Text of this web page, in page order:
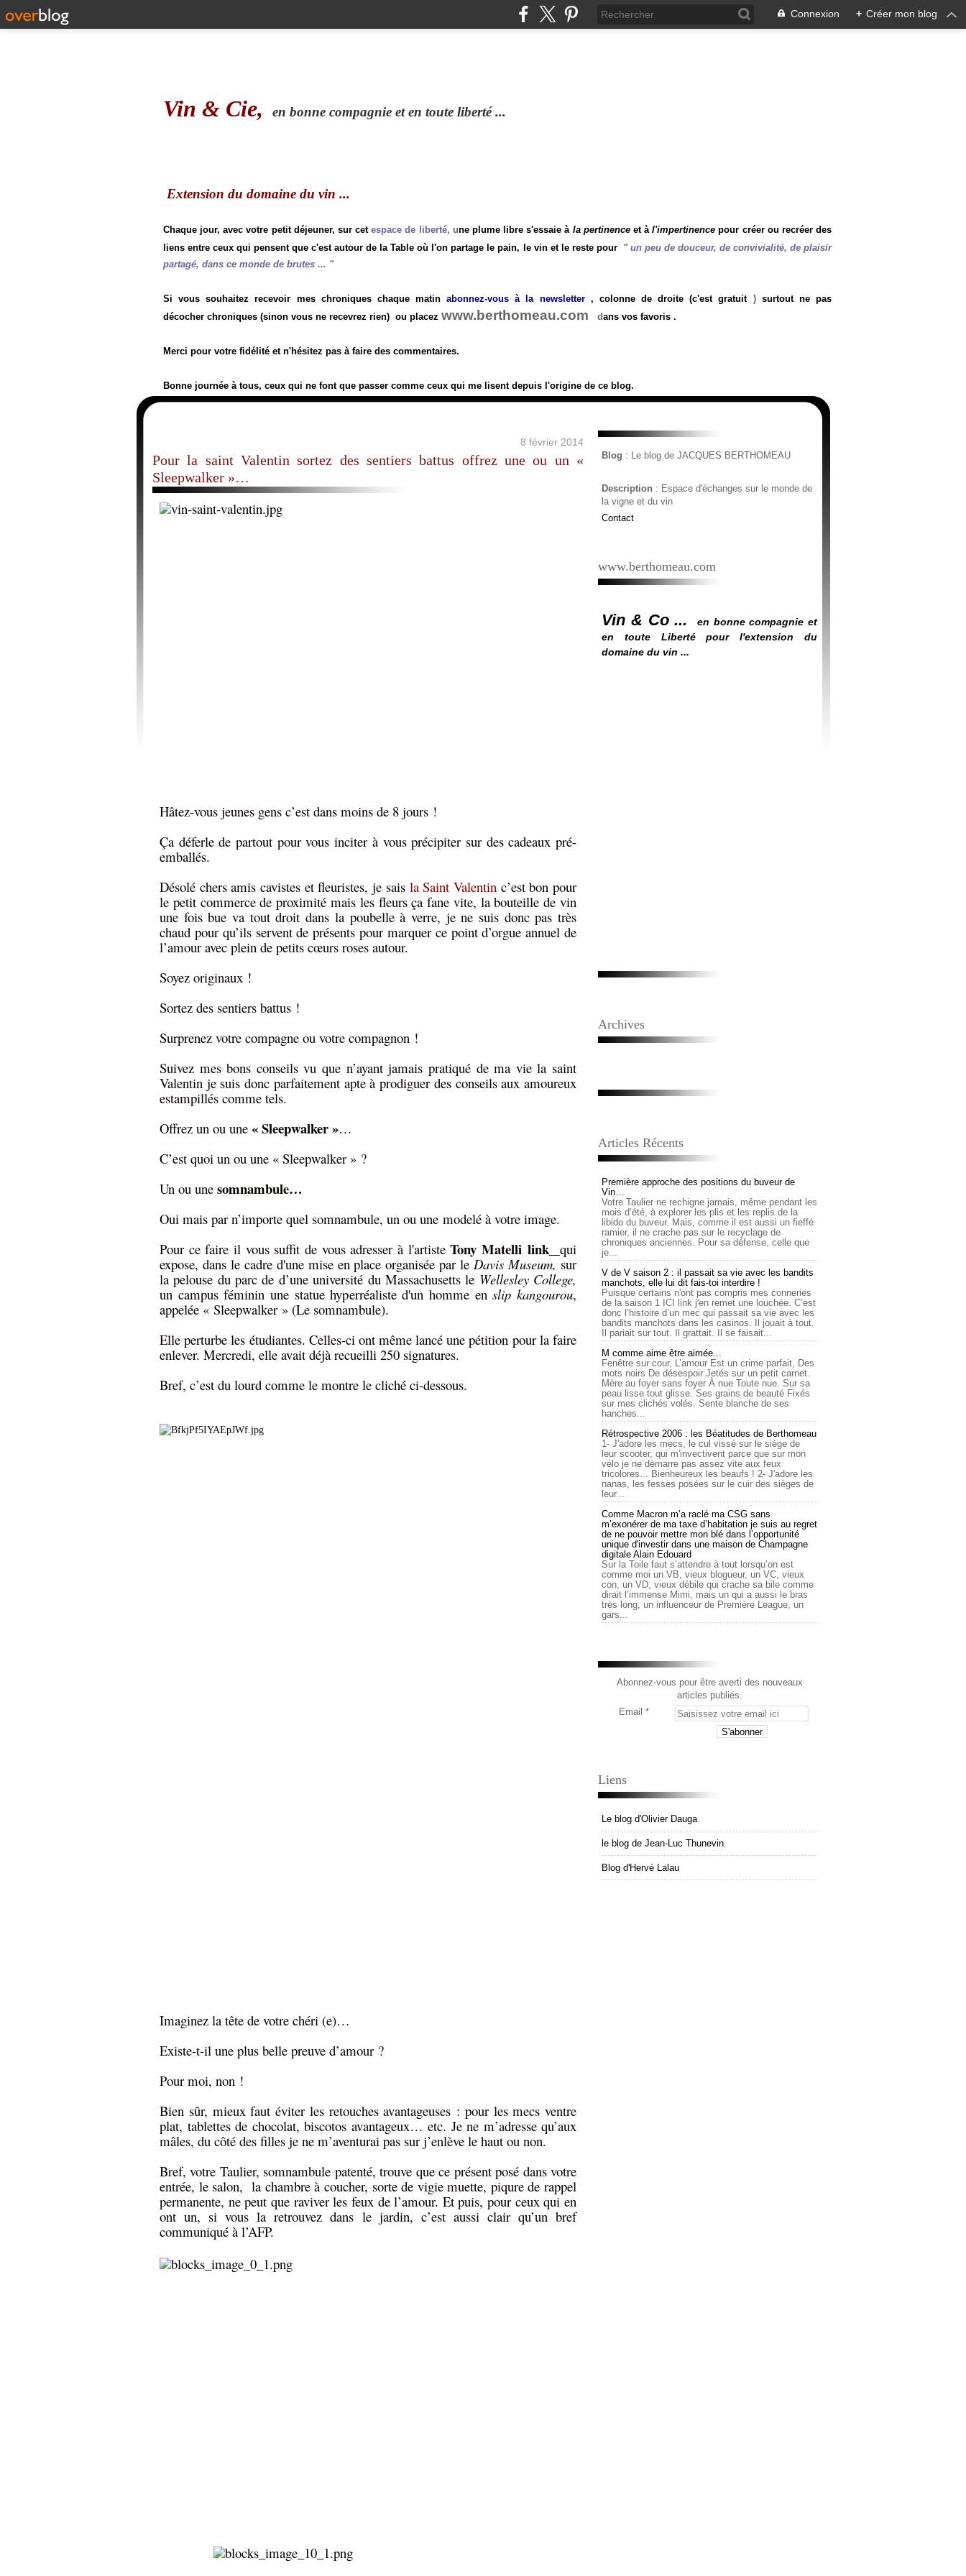
Connexion + Créer mon blog
Vin & Cie, en bonne compagnie et en toute liberté ...
Extension du domaine du vin ...
Chaque jour, avec votre petit déjeuner, sur cetespace de liberté, une plume libre s'essaie à la pertinenceet àl'impertinence pour créer ou recréer des
liens entre ceux qui pensent que c'est autour de la Table où l'on partage le pain, le vin et le reste pour "un peu de douceur, de convivialité, de plaisir
partagé, dans ce monde de brutes ... "
Si vous souhaitez recevoir mes chroniques chaque matinabonnez-vous à la newsletter, colonne de droite (c'est gratuit) surtout ne pas
décocher chroniques (sinon vous ne recevrez rien) ou placez www.berthomeau.com dans vos favoris .
Merci pour votre fidélité et n'hésitez pas à faire des commentaires.
Bonne journée à tous, ceux qui ne font que passer comme ceux qui me lisent depuis l'origine de ce blog.
8 février 2014
Pour la saint Valentin sortez des sentiers battus offrez une ou un «
Sleepwalker »…
Hâtez-vous jeunes gens c’est dans moins de 8 jours !
Ça déferle de partout pour vous inciter à vous précipiter sur des cadeaux pré-
emballés.
Désolé chers amis cavistes et fleuristes, je sais la Saint Valentinc’est bon pour
le petit commerce de proximité mais les fleurs ça fane vite, la bouteille de vin
une fois bue va tout droit dans la poubelle à verre, je ne suis donc pas très
chaud pour qu’ils servent de présents pour marquer ce point d’orgue annuel de
l’amour avec plein de petits cœurs roses autour.
Soyez originaux !
Sortez des sentiers battus !
Surprenez votre compagne ou votre compagnon !
Suivez mes bons conseils vu que n’ayant jamais pratiqué de ma vie la saint
Valentin je suis donc parfaitement apte à prodiguer des conseils aux amoureux
estampillés comme tels.
Offrez un ou une « Sleepwalker »…
C’est quoi un ou une « Sleepwalker » ?
Un ou une somnambule…
Oui mais par n’importe quel somnambule, un ou une modelé à votre image.
Pour ce faire il vous suffit de vous adresser à l'artisteTony Matelli link
qui
expose, dans le cadre d'une mise en place organisée par leDavis Museum, sur
la pelouse du parc de d’une université du Massachusetts le Wellesley College,
un campus féminin une statue hyperréaliste d'un homme enslip kangourou,
appelée « Sleepwalker » (Le somnambule).
Elle perturbe les étudiantes. Celles-ci ont même lancé une pétition pour la faire
enlever. Mercredi, elle avait déjà recueilli 250 signatures.
Bref, c’est du lourd comme le montre le cliché ci-dessous.
Imaginez la tête de votre chéri (e)…
Existe-t-il une plus belle preuve d’amour ?
Pour moi, non !
Bien sûr, mieux faut éviter les retouches avantageuses : pour les mecs ventre
plat, tablettes de chocolat, biscotos avantageux… etc. Je ne m’adresse qu’aux
mâles, du côté des filles je ne m’aventurai pas sur j’enlève le haut ou non.
Bref, votre Taulier, somnambule patenté, trouve que ce présent posé dans votre
entrée, le salon, la chambre à coucher, sorte de vigie muette, piqure de rappel
permanente, ne peut que raviver les feux de l’amour. Et puis, pour ceux qui en
ont un, si vous la retrouvez dans le jardin, c’est aussi clair qu’un bref
communiqué à l’AFP.
Blog : Le blog de JACQUES BERTHOMEAU
Description : Espace d'échanges sur le monde de
la vigne et du vin
Contact
www.berthomeau.com
Vin & Co ...
en bonne compagnie et
en toute Liberté pour l'extension du
domaine du vin ...
Archives
Articles Récents
Première approche des positions du buveur de
Vin…
Votre Taulier ne rechigne jamais, même pendant les
mois d’été, à explorer les plis et les replis de la
libido du buveur. Mais, comme il est aussi un fieffé
ramier, il ne crache pas sur le recyclage de
chroniques anciennes. Pour sa défense, celle que
je...
V de V saison 2 : il passait sa vie avec les bandits
manchots, elle lui dit fais-toi interdire !
Puisque certains n'ont pas compris mes conneries
de la saison 1 ICI link j'en remet une louchée. C’est
donc l’histoire d’un mec qui passait sa vie avec les
bandits manchots dans les casinos. Il jouait à tout.
Il pariait sur tout. Il grattait. Il se faisait...
M comme aime être aimée...
Fenêtre sur cour, L’amour Est un crime parfait, Des
mots noirs De désespoir Jetés sur un petit carnet.
Mère au foyer sans foyer À nue Toute nue. Sur sa
peau lisse tout glisse. Ses grains de beauté Fixés
sur mes clichés volés. Sente blanche de ses
hanches...
Rétrospective 2006 : les Béatitudes de Berthomeau
1- J'adore les mecs, le cul vissé sur le siège de
leur scooter, qui m'invectivent parce que sur mon
vélo je ne démarre pas assez vite aux feux
tricolores... Bienheureux les beaufs ! 2- J'adore les
nanas, les fesses posées sur le cuir des sièges de
leur...
Comme Macron m’a raclé ma CSG sans
m’exonérer de ma taxe d’habitation je suis au regret
de ne pouvoir mettre mon blé dans l’opportunité
unique d'investir dans une maison de Champagne
digitale Alain Edouard
Sur la Toile faut s’attendre à tout lorsqu’on est
comme moi un VB, vieux blogueur, un VC, vieux
con, un VD, vieux débile qui crache sa bile comme
dirait l’immense Mimi, mais un qui a aussi le bras
très long, un influenceur de Première League, un
gars...
Abonnez-vous pour être averti des nouveaux
articles publiés.
Email
Liens
Le blog d'Olivier Dauga
le blog de Jean-Luc Thunevin
Blog d'Hervé Lalau